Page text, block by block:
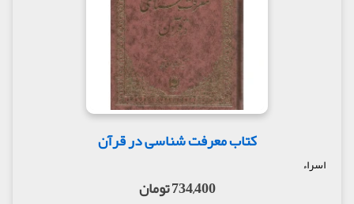
کتاب معرفت شناسی در قرآن
اسراء
734,400 تومان